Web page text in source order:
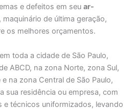
e defeitos em seuar-
, maquinário de última geração,
os melhores orçamentos.
toda a cidade de São Paulo,
ABCD, na zona Norte, zona Sul,
na zona Central de São Paulo,
sua residência ou empresa, com
e técnicos uniformizados, levando